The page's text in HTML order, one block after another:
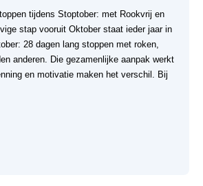
tijdens Stoptober: met Rookvrij en
stap vooruit Oktober staat ieder jaar in
28 dagen lang stoppen met roken,
anderen. Die gezamenlijke aanpak werkt
en motivatie maken het verschil. Bij